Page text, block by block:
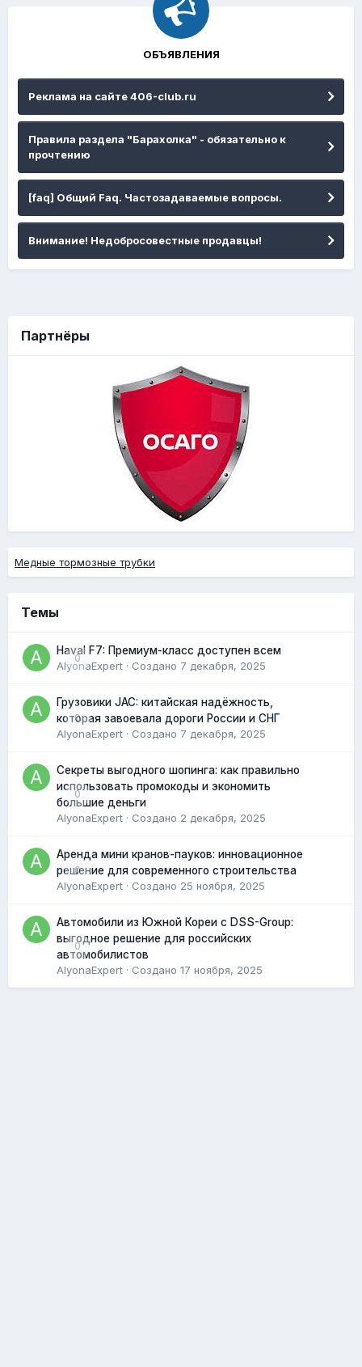
ОБЪЯВЛЕНИЯ
Реклама на сайте 406-club.ru
Правила раздела "Барахолка" - обязательно к
прочтению
[faq] Общий Faq. Частозадаваемые вопросы.
Внимание! Недобросовестные продавцы!
Партнёры
Медные тормозные трубки
Темы
0
Haval F7: Премиум-класс доступен всем
AlyonaExpert · Создано 7 декабря, 2025
0
Грузовики JAC: китайская надёжность,
которая завоевала дороги России и СНГ
AlyonaExpert · Создано 7 декабря, 2025
0
Секреты выгодного шопинга: как правильно
использовать промокоды и экономить
большие деньги
AlyonaExpert · Создано 2 декабря, 2025
0
Аренда мини кранов-пауков: инновационное
решение для современного строительства
AlyonaExpert · Создано 25 ноября, 2025
0
Автомобили из Южной Кореи с DSS-Group:
выгодное решение для российских
автомобилистов
AlyonaExpert · Создано 17 ноября, 2025